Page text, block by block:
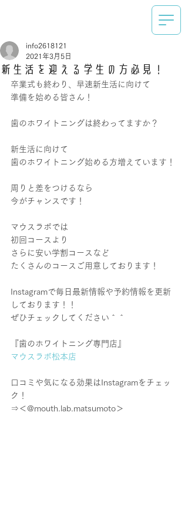
新生活を迎える学生の方必見！
info2618121
2021年3月5日
卒業式も終わり、早速新生活に向けて
準備を始める皆さん！
歯のホワイトニングは終わってますか？
新生活に向けて
歯のホワイトニング始める方増えています！
周りと差をつけるなら
今がチャンスです！
マウスラボでは
初回コースより
さらに安い学割コースなど
たくさんのコースご用意しております！
Instagramで毎日最新情報や予約情報を更新
しております！！
ぜひチェックしてください＾＾
『歯のホワイトニング専門店』
マウスラボ松本店
口コミや気になる効果はInstagramをチェッ
ク！
⇒＜@mouth.lab.matsumoto＞